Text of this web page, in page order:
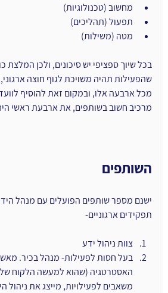
מחשוב (טכנולוגיות)
תפעול (תהליכים)
מטה (משילות)
בכל שיוך ספציפי יש סיכונים, ולכן המלצת
שהפעילות תהיה משויכת לגוף חוצה
מכל ארבעה אלו, ובמקום זאת להוסיף
מרכיב חשוב בשותפים, את ארבעת ראשי
השותפים
ישנם מספר שותפים הפועלים עם מנהל
תפקידים ארגוניים-
צוות ניהול ידע
בעל חסות לפעילות- מנהל בכיר.
האסטרטגיה (שהוא למעשה הלקוח
משאבים לפעילויות, מייצג את ניהול